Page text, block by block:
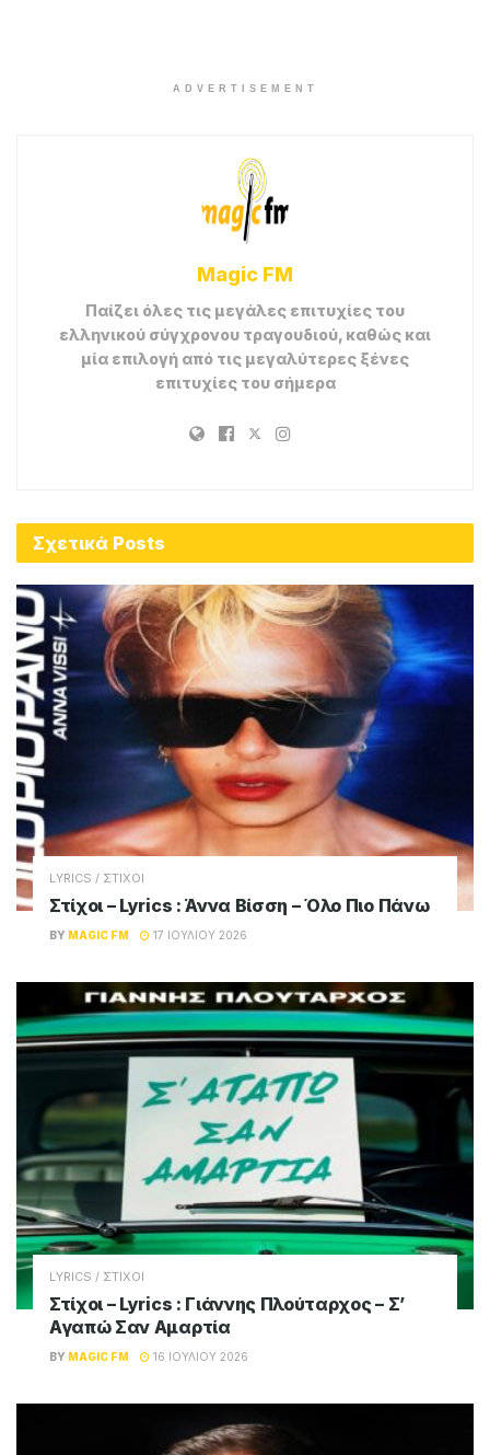
ADVERTISEMENT
Magic FM
Παίζει όλες τις μεγάλες επιτυχίες του
ελληνικού σύγχρονου τραγουδιού, καθώς και
μία επιλογή από τις μεγαλύτερες ξένες
επιτυχίες του σήμερα
Σχετικά Posts
LYRICS / ΣΤΙΧΟΙ
Στίχοι – Lyrics : Άννα Βίσση – Όλο Πιο Πάνω
BY MAGIC FM 17 ΙΟΥΛΊΟΥ 2026
LYRICS / ΣΤΙΧΟΙ
Στίχοι – Lyrics : Γιάννης Πλούταρχος – Σ’
Αγαπώ Σαν Αμαρτία
BY MAGIC FM 16 ΙΟΥΛΊΟΥ 2026